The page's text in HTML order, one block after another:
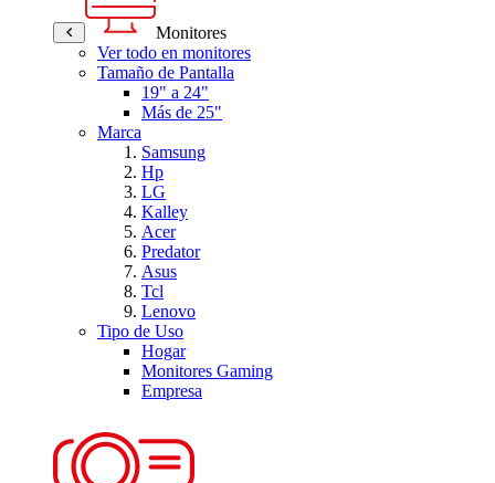
Monitores
Ver todo en monitores
Tamaño de Pantalla
19" a 24"
Más de 25"
Marca
Samsung
Hp
LG
Kalley
Acer
Predator
Asus
Tcl
Lenovo
Tipo de Uso
Hogar
Monitores Gaming
Empresa